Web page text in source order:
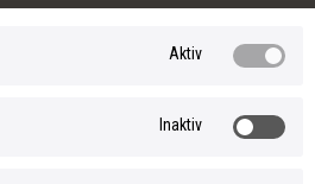
Aktiv
Inaktiv